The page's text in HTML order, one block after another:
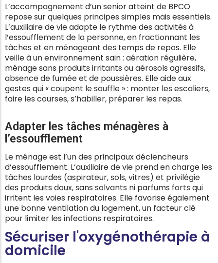
L’accompagnement d’un senior atteint de BPCO
repose sur quelques principes simples mais essentiels.
L’auxiliaire de vie adapte le rythme des activités à
l’essoufflement de la personne, en fractionnant les
tâches et en ménageant des temps de repos. Elle
veille à un environnement sain : aération régulière,
ménage sans produits irritants ou aérosols agressifs,
absence de fumée et de poussières. Elle aide aux
gestes qui « coupent le souffle » : monter les escaliers,
faire les courses, s’habiller, préparer les repas.
Adapter les tâches ménagères à
l’essoufflement
Le ménage est l’un des principaux déclencheurs
d’essoufflement. L’auxiliaire de vie prend en charge les
tâches lourdes (aspirateur, sols, vitres) et privilégie
des produits doux, sans solvants ni parfums forts qui
irritent les voies respiratoires. Elle favorise également
une bonne ventilation du logement, un facteur clé
pour limiter les infections respiratoires.
Sécuriser l'oxygénothérapie à
domicile